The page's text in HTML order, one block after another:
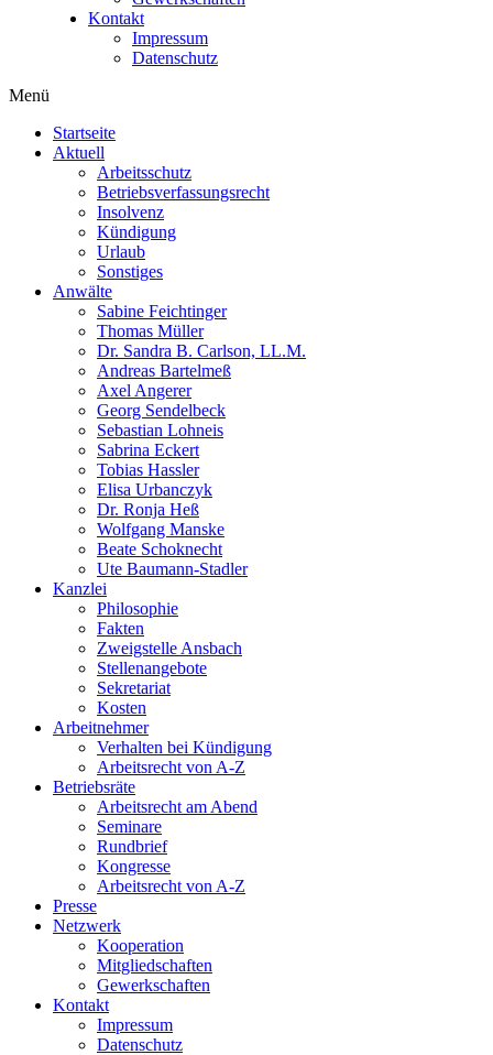
Kontakt
Impressum
Datenschutz
Menü
Startseite
Aktuell
Arbeitsschutz
Betriebsverfassungsrecht
Insolvenz
Kündigung
Urlaub
Sonstiges
Anwälte
Sabine Feichtinger
Thomas Müller
Dr. Sandra B. Carlson, LL.M.
Andreas Bartelmeß
Axel Angerer
Georg Sendelbeck
Sebastian Lohneis
Sabrina Eckert
Tobias Hassler
Elisa Urbanczyk
Dr. Ronja Heß
Wolfgang Manske
Beate Schoknecht
Ute Baumann-Stadler
Kanzlei
Philosophie
Fakten
Zweigstelle Ansbach
Stellenangebote
Sekretariat
Kosten
Arbeitnehmer
Verhalten bei Kündigung
Arbeitsrecht von A-Z
Betriebsräte
Arbeitsrecht am Abend
Seminare
Rundbrief
Kongresse
Arbeitsrecht von A-Z
Presse
Netzwerk
Kooperation
Mitgliedschaften
Gewerkschaften
Kontakt
Impressum
Datenschutz